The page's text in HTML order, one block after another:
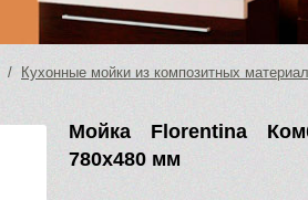
/ Кухонные мойки из композитных
Мойка Florentina
780х480 мм